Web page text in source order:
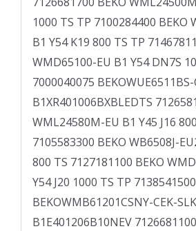
1000 TS TP 7100284400 BEKO
B1 Y54 K19 800 TS TP
WMD65100-EU B1 Y54 DN7S
7000040075 BEKOWUE6511BS-
B1XR401006BXBLEDTS
WML24580M-EU B1 Y45 J16
7105583300 BEKO WB6508J-
800 TS 7127181100 BEKO
Y54 J20 1000 TS TP 7138541500
BEKOWMB61201CSNY-CEK-
B1E401206B10NEV